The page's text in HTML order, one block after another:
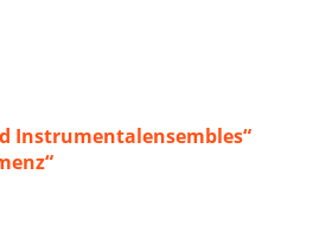
Instrumentalensembles“